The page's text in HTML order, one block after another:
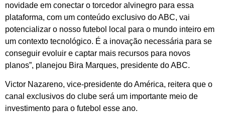
novidade em conectar o torcedor alvinegro para essa
plataforma, com um conteúdo exclusivo do ABC, vai
potencializar o nosso futebol local para o mundo inteiro em
um contexto tecnológico. É a inovação necessária para se
conseguir evoluir e captar mais recursos para novos
planos”, planejou Bira Marques, presidente do ABC.
Victor Nazareno, vice-presidente do América, reitera que o
canal exclusivos do clube será um importante meio de
investimento para o futebol esse ano.